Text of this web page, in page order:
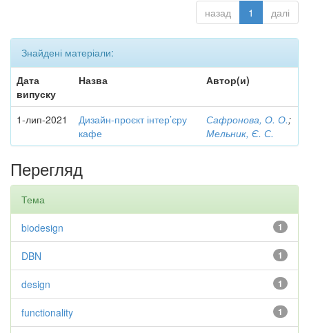
назад 1 далі
Знайдені матеріали:
Дата
випуску
Назва Автор(и)
1-лип-2021
Дизайн-проєкт інтер’єру
кафе
Сафронова, О. О.;
Мельник, Є. С.
Перегляд
Тема
1
biodesign
1
DBN
1
design
1
functionality